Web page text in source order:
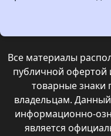
Все материалы
публичной офертой
товарные знаки
владельцам.
информационно-
является